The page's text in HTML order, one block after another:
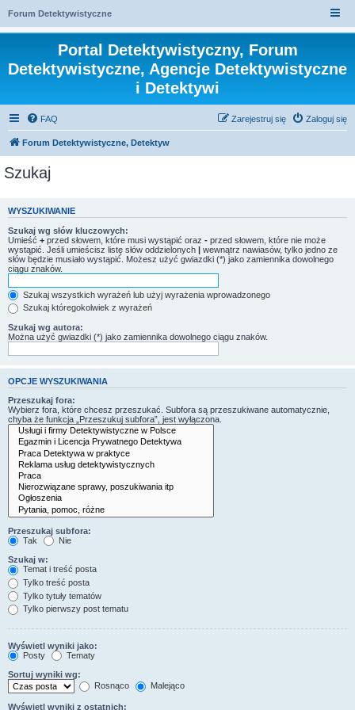
Forum Detektywistyczne
Portal Detektywistyczny, Forum
Detektywistyczne, Agencje Detektywistyczne
i Detektywi
FAQ Zaloguj się
Zarejestruj się
Forum Detektywistyczne, Detektyw
Szukaj
WYSZUKIWANIE
Szukaj wg słów kluczowych:
Umieść + przed słowem, które musi wystąpić oraz - przed słowem, które nie może
wystąpić. Jeśli umieścisz listę słów oddzielonych | wewnątrz nawiasów, tylko jedno ze
słów będzie musiało wystąpić. Możesz użyć gwiazdki (*) jako zamiennika dowolnego
ciągu znaków.
Szukaj wszystkich wyrażeń lub użyj wyrażenia wprowadzonego
Szukaj któregokolwiek z wyrażeń
Szukaj wg autora:
Można użyć gwiazdki (*) jako zamiennika dowolnego ciągu znaków.
OPCJE WYSZUKIWANIA
Przeszukaj fora:
Wybierz fora, które chcesz przeszukać. Subfora są przeszukiwane automatycznie,
chyba że funkcja „Przeszukuj subfora”, jest wyłączona.
Przeszukaj subfora:
Tak
Nie
Szukaj w:
Temat i treść posta
Tylko treść posta
Tylko tytuły tematów
Tylko pierwszy post tematu
Wyświetl wyniki jako:
Posty
Tematy
Sortuj wyniki wg:
Rosnąco
Malejąco
Wyświetl wyniki z ostatnich: